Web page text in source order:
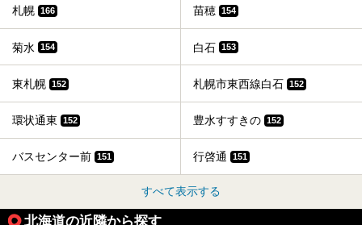
札幌 166 苗穂 154
菊水 154 白石 153
東札幌 152 札幌市東西線白石 152
環状通東 152 豊水すすきの 152
バスセンター前 151 行啓通 151
すべて表示する
北海道の近隣から探す